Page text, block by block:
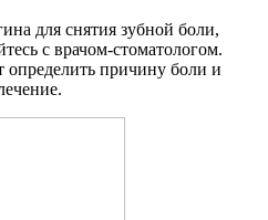
для снятия зубной боли,
с врачом-стоматологом.
определить причину боли и